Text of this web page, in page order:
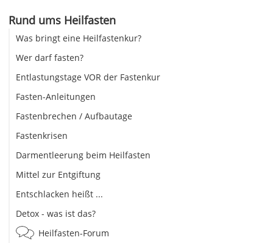
Rund ums Heilfasten
Was bringt eine Heilfastenkur?
Wer darf fasten?
Entlastungstage VOR der Fastenkur
Fasten-Anleitungen
Fastenbrechen / Aufbautage
Fastenkrisen
Darmentleerung beim Heilfasten
Mittel zur Entgiftung
Entschlacken heißt ...
Detox - was ist das?
Heilfasten-Forum